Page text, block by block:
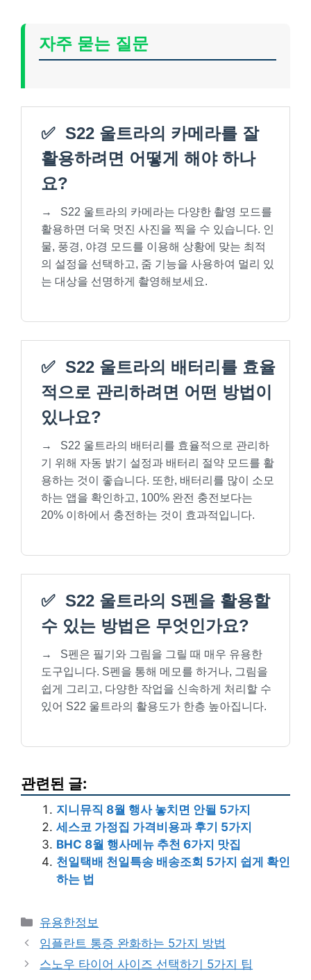
자주 묻는 질문
✅ S22 울트라의 카메라를 잘
활용하려면 어떻게 해야 하나
요?
→
S22 울트라의 카메라는 다양한 촬영 모드를
활용하면 더욱 멋진 사진을 찍을 수 있습니다. 인
물, 풍경, 야경 모드를 이용해 상황에 맞는 최적
의 설정을 선택하고, 줌 기능을 사용하여 멀리 있
는 대상을 선명하게 촬영해보세요.
✅ S22 울트라의 배터리를 효율
적으로 관리하려면 어떤 방법이
있나요?
→
S22 울트라의 배터리를 효율적으로 관리하
기 위해 자동 밝기 설정과 배터리 절약 모드를 활
용하는 것이 좋습니다. 또한, 배터리를 많이 소모
하는 앱을 확인하고, 100% 완전 충전보다는
20% 이하에서 충전하는 것이 효과적입니다.
✅ S22 울트라의 S펜을 활용할
수 있는 방법은 무엇인가요?
→
S펜은 필기와 그림을 그릴 때 매우 유용한
도구입니다. S펜을 통해 메모를 하거나, 그림을
쉽게 그리고, 다양한 작업을 신속하게 처리할 수
있어 S22 울트라의 활용도가 한층 높아집니다.
관련된 글:
지니뮤직 8월 행사 놓치면 안될 5가지
세스코 가정집 가격비용과 후기 5가지
BHC 8월 행사메뉴 추천 6가지 맛집
천일택배 천일특송 배송조회 5가지 쉽게 확인
하는 법
카
테
리
유용한정보
임플란트 통증 완화하는 5가지 방법
스노우 타이어 사이즈 선택하기 5가지 팁